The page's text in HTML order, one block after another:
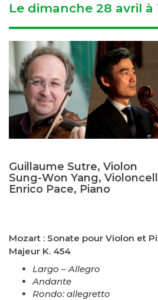
Le dimanche 28 avril à
Guillaume Sutre, Violon
Sung-Won Yang,
Enrico Pace, Piano
Mozart : Sonate pour Violon et
Majeur K. 454
Largo – Allegro
Andante
Rondo: allegretto